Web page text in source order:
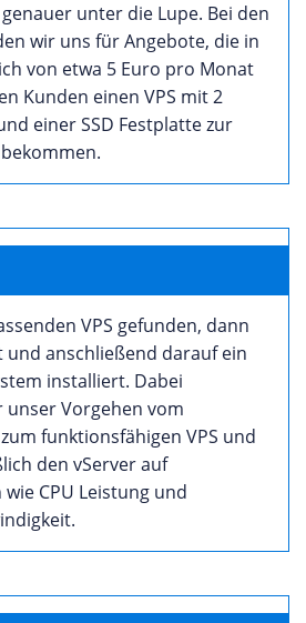
unter die Lupe. Bei den
wir uns für Angebote, die in
von etwa 5 Euro pro Monat
Kunden einen VPS mit 2
einer SSD Festplatte zur
VPS gefunden, dann
anschließend darauf ein
installiert. Dabei
Vorgehen vom
funktionsfähigen VPS und
den vServer auf
CPU Leistung und